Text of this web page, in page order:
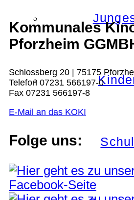
Kommunales
Pforzheim
Schlossberg 20 | 75175
Telefon 07231 566197-0
Fax 07231 566197-8
E-Mail an das KOKI
Folge uns: